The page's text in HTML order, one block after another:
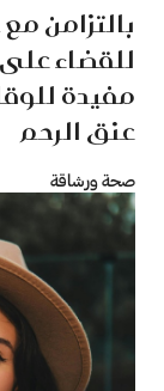
بالتزامن
للقضاء
مفيدة
عنق الرحم
صحة ورشاقة